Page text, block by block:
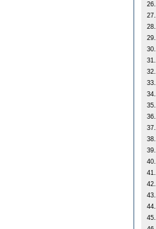
26.
27.
28.
29.
30.
31.
32.
33.
34.
35.
36.
37.
38.
39.
40.
41.
42.
43.
44.
45.